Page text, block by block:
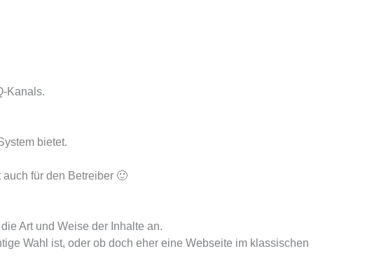
Kanals.
bietet.
für den Betreiber 🙂
Art und Weise der Inhalte an.
Wahl ist, oder ob doch eher eine Webseite im klassischen